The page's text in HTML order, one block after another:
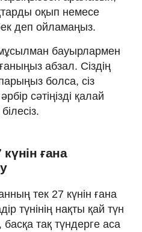
оқып немесе
деп ойламаңыз.
мұсылман бауырлармен
абзал. Сіздің
болса, сіз
сәтіңізді қалай
ғана
тек 27 күнін ғана
түнінің нақты қай түн
басқа тақ түндерге аса